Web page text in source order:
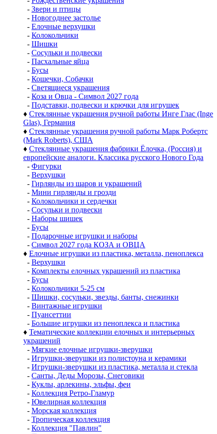
- Звери и птицы
- Новогоднее застолье
- Елочные верхушки
- Колокольчики
- Шишки
- Сосульки и подвески
- Пасхальные яйца
- Бусы
- Кошечки, Собачки
- Светящиеся украшения
- Коза и Овца - Символ 2027 года
- Подставки, подвески и крючки для игрушек
♦ Стеклянные украшения ручной работы Инге Глас (Inge
Glas), Германия
♦ Стеклянные украшения ручной работы Марк Робертс
(Mark Roberts), США
♦ Стеклянные украшения фабрики Ёлочка, (Россия) и
европейские аналоги. Классика русского Нового Года
- Фигурки
- Верхушки
- Гирлянды из шаров и украшений
- Мини гирлянды и грозди
- Колокольчики и сердечки
- Сосульки и подвески
- Наборы шишек
- Бусы
- Подарочные игрушки и наборы
- Символ 2027 года КОЗА и ОВЦА
♦ Елочные игрушки из пластика, металла, пеноплекса
- Верхушки
- Комплекты елочных украшений из пластика
- Бусы
- Колокольчики 5-25 см
- Шишки, сосульки, звезды, банты, снежинки
- Винтажные игрушки
- Пуансеттии
- Большие игрушки из пеноплекса и пластика
♦ Тематические коллекции елочных и интерьерных
украшений
- Мягкие елочные игрушки-зверушки
- Игрушки-зверушки из полистоуна и керамики
- Игрушки-зверушки из пластика, металла и стекла
- Санты, Деды Морозы, Снеговики
- Куклы, арлекины, эльфы, феи
- Коллекция Ретро-Гламур
- Ювелирная коллекция
- Морская коллекция
- Тропическая коллекция
- Коллекция "Павлин"